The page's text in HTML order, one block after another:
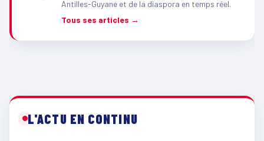
Antilles-Guyane et de la diaspora en temps réel.
Tous ses articles →
L'ACTU EN CONTINU